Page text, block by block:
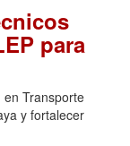
para
en Transporte
y fortalecer